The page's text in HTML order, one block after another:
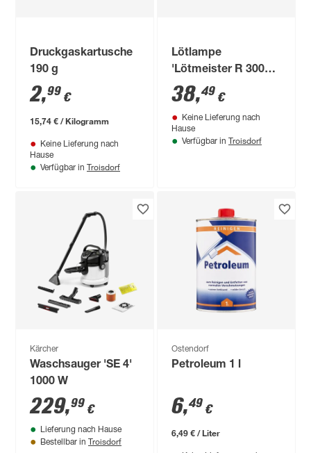
Druckgaskartusche
190 g
2,99 €
15,74 € / Kilogramm
Keine Lieferung nach
Hause
Verfügbar in Troisdorf
Lötlampe
'Lötmeister R 3000'
mehrfarbig 650 °C
38,49 €
Keine Lieferung nach
Hause
Verfügbar in Troisdorf
Kärcher
Waschsauger 'SE 4'
1000 W
229,99 €
Lieferung nach Hause
Bestellbar in Troisdorf
Ostendorf
Petroleum 1 l
6,49 €
6,49 € / Liter